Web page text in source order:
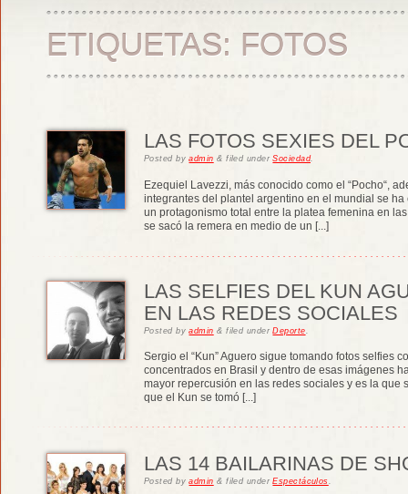
ETIQUETAS: FOTOS
LAS FOTOS SEXIES DEL
Postedbyadmin & filed underSociedad.
Ezequiel Lavezzi, más conocido como el “Pocho“,
integrantes del plantel argentino en el mundial se
un protagonismo total entre la platea femenina en
se sacó la remera en medio de un [...]
LAS SELFIES DEL KUN
EN LAS REDES SOCIALES
Postedbyadmin & filed underDeporte
Sergio el “Kun” Aguero sigue tomando fotos selfies
concentrados en Brasil y dentro de esas imágenes
mayor repercusión en las redes sociales y es la que
que el Kun se tomó [...]
LAS 14 BAILARINAS DE
Postedbyadmin & filed underEspectáculos